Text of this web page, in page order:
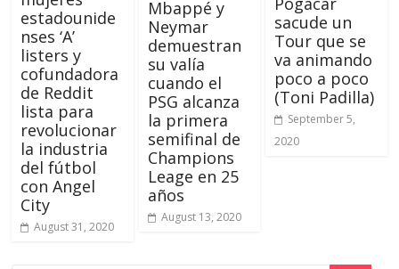
estadounide
nses ‘A’
listers y
cofundadora
de Reddit
lista para
revolucionar
la industria
del fútbol
con Angel
City
August 31, 2020
Mbappé y
Neymar
demuestran
su valía
cuando el
PSG alcanza
la primera
semifinal de
Champions
Leage en 25
años
August 13, 2020
sacude un
Tour que se
va animando
poco a poco
(Toni Padilla)
September 5,
2020